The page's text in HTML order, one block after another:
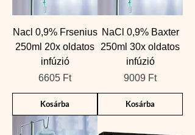
Nacl 0,9% Frsenius
250ml 20x oldatos
infúzió
Ár
6605 Ft
Kosárba
NaCl 0,9% Baxter
250ml 30x oldatos
infúzió
Ár
9009 Ft
Kosárba